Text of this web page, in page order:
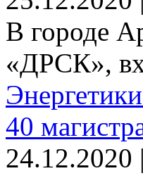
В городе
«ДРСК»,
40
24.12.2020 |